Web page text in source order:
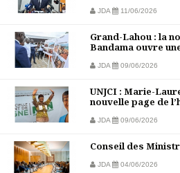
JDA 11/06/2026
Grand-Lahou : la
Bandama ouvre
JDA 09/06/2026
UNJCI : Marie-
nouvelle page de
JDA 09/06/2026
Conseil des
JDA 04/06/2026